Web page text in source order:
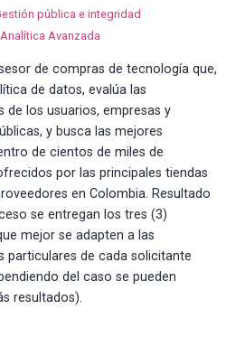
pública e integridad
Analítica Avanzada
de compras de tecnología que,
de datos, evalúa las
de los usuarios, empresas y
y busca las mejores
de cientos de miles de
por las principales tiendas
en Colombia. Resultado
se entregan los tres (3)
mejor se adapten a las
particulares de cada solicitante
del caso se pueden
resultados).